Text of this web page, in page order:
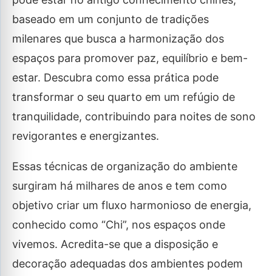
baseado em um conjunto de tradições
milenares que busca a harmonização dos
espaços para promover paz, equilíbrio e bem-
estar. Descubra como essa prática pode
transformar o seu quarto em um refúgio de
tranquilidade, contribuindo para noites de sono
revigorantes e energizantes.
Essas técnicas de organização do ambiente
surgiram há milhares de anos e tem como
objetivo criar um fluxo harmonioso de energia,
conhecido como “Chi”, nos espaços onde
vivemos. Acredita-se que a disposição e
decoração adequadas dos ambientes podem